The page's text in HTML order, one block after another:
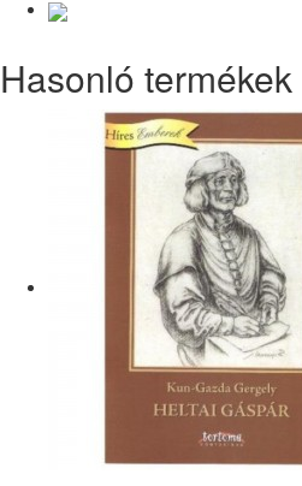
Hasonló termékek